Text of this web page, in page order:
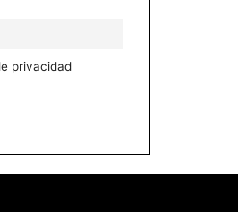
privacidad